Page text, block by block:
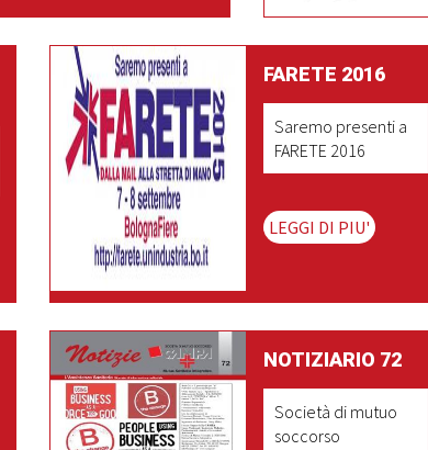
FARETE 2016
Saremo presenti a
FARETE 2016
LEGGI DI PIU'
NOTIZIARIO 72
Società di mutuo
soccorso